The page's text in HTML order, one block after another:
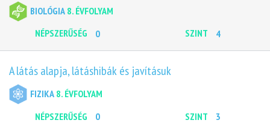
BIOLÓGIA 8. ÉVFOLYAM
NÉPSZERŰSÉG
0 SZINT 4
A látás alapja, látáshibák és javításuk
FIZIKA 8. ÉVFOLYAM
NÉPSZERŰSÉG
0 SZINT 3